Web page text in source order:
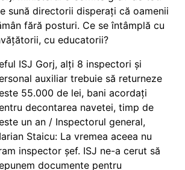
sună directorii disperați că oamenii
fără posturi. Ce se întâmplă cu
cu educatorii?
ISJ Gorj, alți 8 inspectori și
auxiliar trebuie să returneze
55.000 de lei, bani acordați
decontarea navetei, timp de
un an / Inspectorul general,
Staicu: La vremea aceea nu
inspector șef. ISJ ne-a cerut să
documente pentru